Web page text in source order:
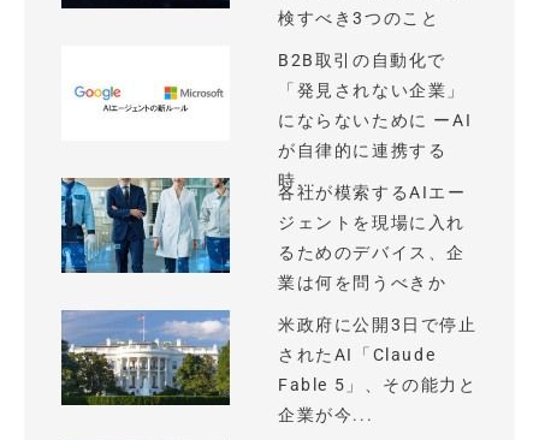
検すべき3つのこと
B2B取引の自動化で
「発見されない企業」
にならないために ーAI
が自律的に連携する
時...
各社が模索するAIエー
ジェントを現場に入れ
るためのデバイス、企
業は何を問うべきか
米政府に公開3日で停止
されたAI「Claude
Fable 5」、その能力と
企業が今...